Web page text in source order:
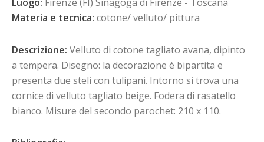
Materia e tecnica: cotone/ velluto/ pittura
Descrizione: Velluto di cotone tagliato avana, dipinto
a tempera. Disegno: la decorazione è bipartita e
presenta due steli con tulipani. Intorno si trova una
cornice di velluto tagliato beige. Fodera di rasatello
bianco. Misure del secondo parochet: 210 x 110.